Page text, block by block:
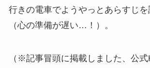
行きの電車でようやっとあらすじを
（心の準備が遅い…！）。
（※記事冒頭に掲載しました、公式